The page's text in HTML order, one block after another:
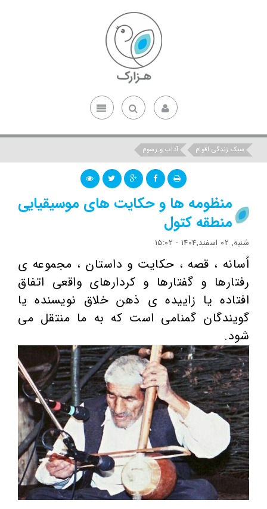
سبک زندگی اقوام آداب و رسوم
منظومه ها و حکایت های موسیقیایی
منطقه کتول
شنبه, 02 اسفند,1404 - 15:02
اُسانه ، قصه ، حکایت و داستان ، مجموعه ی
رفتارها و گفتارها و کردارهای واقعی اتفاق
افتاده یا زاییده ی ذهن خلاق نویسنده یا
گویندگان گمنامی است که به ما منتقل می
شود.